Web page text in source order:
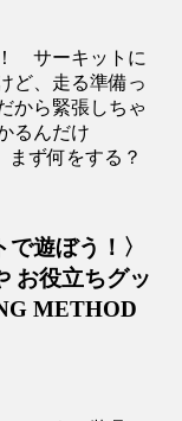
サーキットに
ど、走る準備っ
から緊張しちゃ
るんだけ
ず何をする？
遊ぼう！〉
お役立ちグッ
METHOD